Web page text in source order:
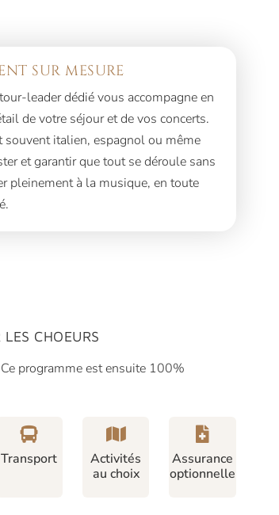
SUR MESURE
leader dédié vous accompagne en
de votre séjour et de vos concerts.
souvent italien, espagnol ou même
et garantir que tout se déroule sans
pleinement à la musique, en toute
CHOEURS
programme est ensuite 100%
Transport
Activités
au choix
Assurance
optionnelle